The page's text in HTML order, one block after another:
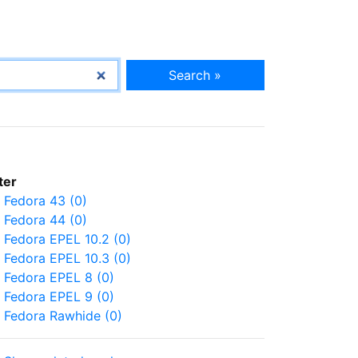
Search »
Fedora 43 (0)
Fedora 44 (0)
Fedora EPEL 10.2 (0)
Fedora EPEL 10.3 (0)
Fedora EPEL 8 (0)
Fedora EPEL 9 (0)
Fedora Rawhide (0)